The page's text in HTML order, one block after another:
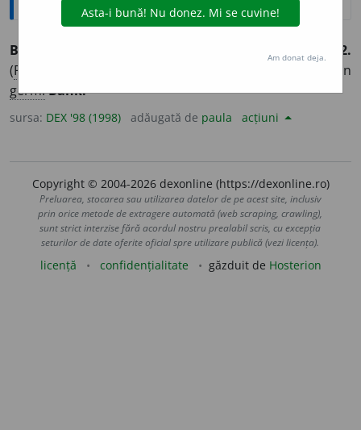
BANC
2.
(Fam.
minciună. – Din
germ.Bank.
sursa: DEX '98 (1998) adăugată de paula acțiuni
Copyright © 2004-2026 dexonline (https://dexonline.ro)
Preluarea, stocarea sau utilizarea datelor de pe acest site, inclusiv
prin orice metode de extragere automată (web scraping, crawling),
sunt strict interzise fără acordul nostru prealabil scris, cu excepția
seturilor de date oferite oficial spre utilizare publică (vezi licența).
licență confidențialitate găzduit de Hosterion
Am donat deja.